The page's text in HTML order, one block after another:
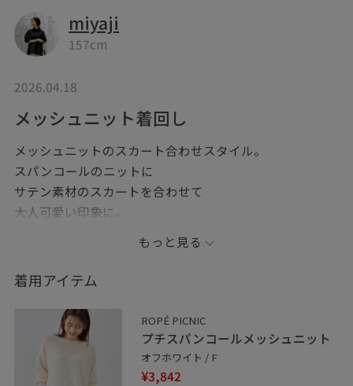
miyaji
157cm
2026.04.18
メッシュニット着回し
メッシュニットのスカート合わせスタイル。
スパンコールのニットに
サテン素材のスカートを合わせて
大人可愛い印象に。
腰巻きのシャツをプラスしてバランスをとりました。
もっと見る
着用アイテム
ROPÉ PICNIC
プチスパンコールメッシュニット
オフホワイト / F
¥3,842